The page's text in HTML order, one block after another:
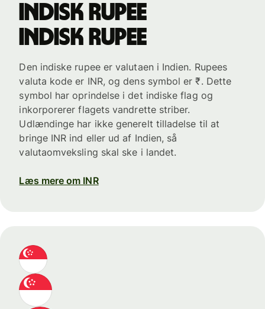
indisk rupee
indisk rupee
Den indiske rupee er valutaen i Indien. Rupees
valuta kode er INR, og dens symbol er ₹. Dette
symbol har oprindelse i det indiske flag og
inkorporerer flagets vandrette striber.
Udlændinge har ikke generelt tilladelse til at
bringe INR ind eller ud af Indien, så
valutaomveksling skal ske i landet.
Læs mere om INR